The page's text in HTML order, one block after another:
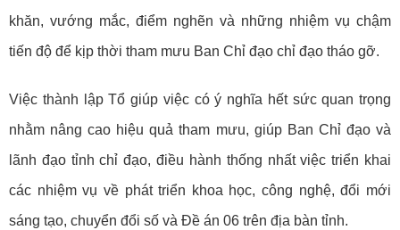
khăn, vướng mắc, điểm nghẽn và những nhiệm vụ chậm
tiến độ để kịp thời tham mưu Ban Chỉ đạo chỉ đạo tháo gỡ.
Việc thành lập Tổ giúp việc có ý nghĩa hết sức quan trọng
nhằm nâng cao hiệu quả tham mưu, giúp Ban Chỉ đạo và
lãnh đạo tỉnh chỉ đạo, điều hành thống nhất việc triển khai
các nhiệm vụ về phát triển khoa học, công nghệ, đổi mới
sáng tạo, chuyển đổi số và Đề án 06 trên địa bàn tỉnh.